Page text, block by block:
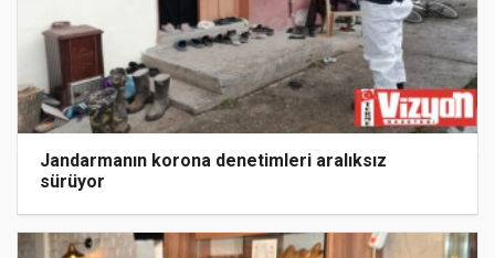
Jandarmanın korona denetimleri aralıksız
sürüyor